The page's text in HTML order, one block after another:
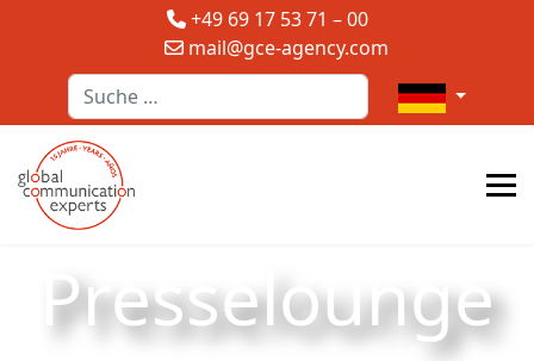
+49 69 17 53 71 – 00
mail@gce-agency.com
Suchen
Sprache
Presselounge